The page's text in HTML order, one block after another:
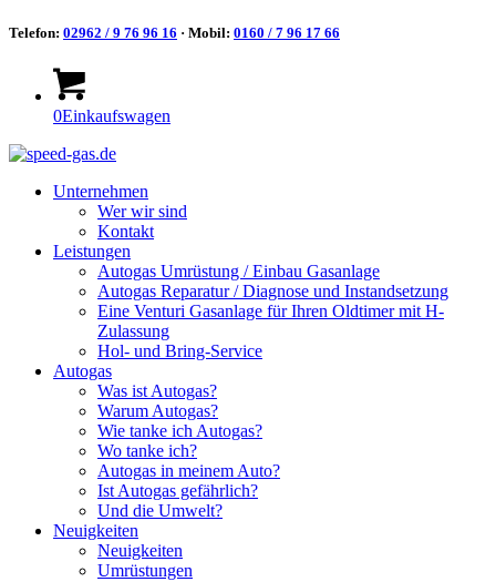
Telefon: 02962 / 9 76 96 16 · Mobil: 0160 / 7 96 17 66
0Einkaufswagen
Unternehmen
Wer wir sind
Kontakt
Leistungen
Autogas Umrüstung / Einbau Gasanlage
Autogas Reparatur / Diagnose und Instandsetzung
Eine Venturi Gasanlage für Ihren Oldtimer mit H-
Zulassung
Hol- und Bring-Service
Autogas
Was ist Autogas?
Warum Autogas?
Wie tanke ich Autogas?
Wo tanke ich?
Autogas in meinem Auto?
Ist Autogas gefährlich?
Und die Umwelt?
Neuigkeiten
Neuigkeiten
Umrüstungen